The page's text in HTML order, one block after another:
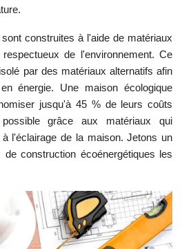
construites à l'aide de matériaux
de l'environnement. Ce
par des matériaux alternatifs afin
énergie. Une maison écologique
jusqu'à 45 % de leurs coûts
grâce aux matériaux qui
l'éclairage de la maison. Jetons un
construction écoénergétiques les